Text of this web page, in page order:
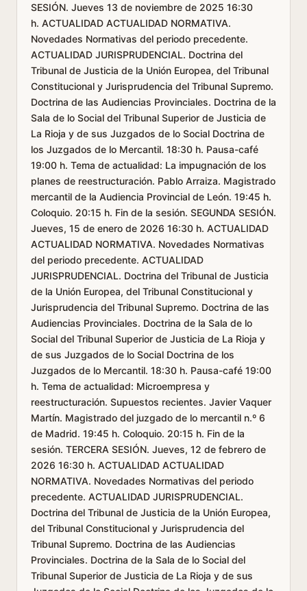
SESIÓN. Jueves 13 de noviembre de 2025 16:30
h. ACTUALIDAD ACTUALIDAD NORMATIVA.
Novedades Normativas del periodo precedente.
ACTUALIDAD JURISPRUDENCIAL. Doctrina del
Tribunal de Justicia de la Unión Europea, del Tribunal
Constitucional y Jurisprudencia del Tribunal Supremo.
Doctrina de las Audiencias Provinciales. Doctrina de la
Sala de lo Social del Tribunal Superior de Justicia de
La Rioja y de sus Juzgados de lo Social Doctrina de
los Juzgados de lo Mercantil. 18:30 h. Pausa-café
19:00 h. Tema de actualidad: La impugnación de los
planes de reestructuración. Pablo Arraiza. Magistrado
mercantil de la Audiencia Provincial de León. 19:45 h.
Coloquio. 20:15 h. Fin de la sesión. SEGUNDA SESIÓN.
Jueves, 15 de enero de 2026 16:30 h. ACTUALIDAD
ACTUALIDAD NORMATIVA. Novedades Normativas
del periodo precedente. ACTUALIDAD
JURISPRUDENCIAL. Doctrina del Tribunal de Justicia
de la Unión Europea, del Tribunal Constitucional y
Jurisprudencia del Tribunal Supremo. Doctrina de las
Audiencias Provinciales. Doctrina de la Sala de lo
Social del Tribunal Superior de Justicia de La Rioja y
de sus Juzgados de lo Social Doctrina de los
Juzgados de lo Mercantil. 18:30 h. Pausa-café 19:00
h. Tema de actualidad: Microempresa y
reestructuración. Supuestos recientes. Javier Vaquer
Martín. Magistrado del juzgado de lo mercantil n.º 6
de Madrid. 19:45 h. Coloquio. 20:15 h. Fin de la
sesión. TERCERA SESIÓN. Jueves, 12 de febrero de
2026 16:30 h. ACTUALIDAD ACTUALIDAD
NORMATIVA. Novedades Normativas del periodo
precedente. ACTUALIDAD JURISPRUDENCIAL.
Doctrina del Tribunal de Justicia de la Unión Europea,
del Tribunal Constitucional y Jurisprudencia del
Tribunal Supremo. Doctrina de las Audiencias
Provinciales. Doctrina de la Sala de lo Social del
Tribunal Superior de Justicia de La Rioja y de sus